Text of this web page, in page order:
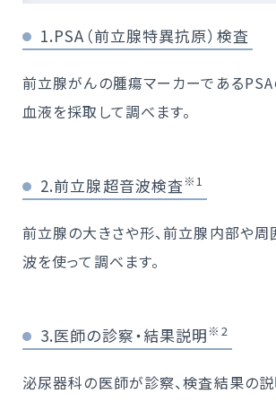
1.PSA（前立腺特異抗原）検査
前立腺がんの腫瘍マーカーであるPSA
血液を採取して調べます。
2.前立腺超音波検査※1
前立腺の大きさや形、前立腺内部や
波を使って調べます。
3.医師の診察・結果説明 ※2
泌尿器科の医師が診察、検査結果の説